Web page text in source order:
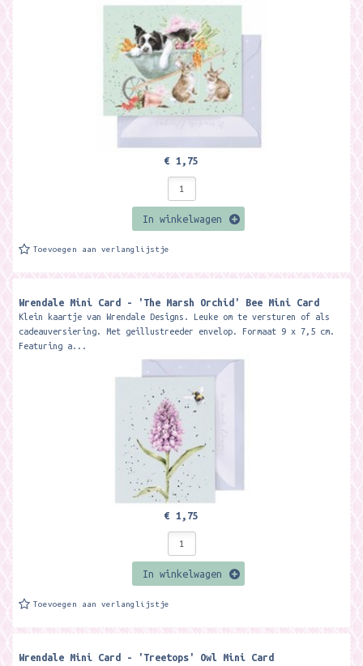
€ 1,75
In winkelwagen
Toevoegen aan verlanglijstje
Wrendale Mini Card - 'The Marsh Orchid' Bee Mini Card ​
Klein kaartje van Wrendale Designs. Leuke om te versturen of als
cadeauversiering. Met geillustreeder envelop. Formaat 9 x 7,5 cm.
Featuring a...
€ 1,75
In winkelwagen
Toevoegen aan verlanglijstje
Wrendale Mini Card - 'Treetops' Owl Mini Card ​